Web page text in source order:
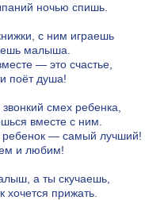
ночью спишь.
с ним играешь
малыша.
— это счастье,
поёт душа!
смех ребенка,
вместе с ним.
ребенок — самый лучший!
и любим!
а ты скучаешь,
хочется прижать.